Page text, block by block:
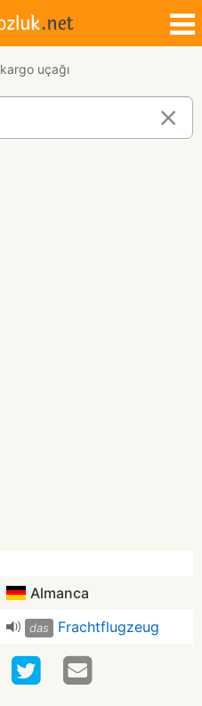
kargo uçağı
Almanca
das Frachtflugzeug